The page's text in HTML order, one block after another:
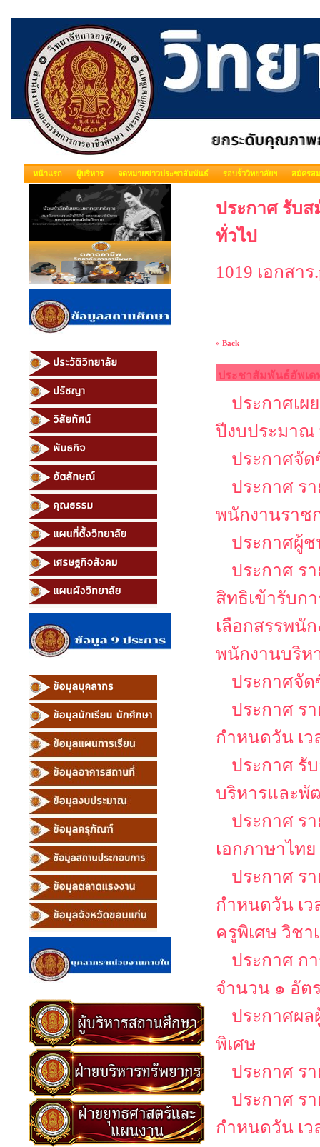
หน้าแรก ผู้บริหาร จดหมายข่าวประชาสัมพันธ์ รอบรั้ววิทยาลัยฯ สมัครส
ประกาศ รับส
ทั่วไป
1019 เอกสาร
« Back
ประชาสัมพันธ์อัพเด
ประกาศเผ
ปีงบประมาณ
ประกาศจัด
ประกาศ ร
พนักงานราช
ประกาศผู้ช
ประกาศ ร
สิทธิเข้ารับก
เลือกสรรพนั
พนักงานบริห
ประกาศจัด
ประกาศ ร
กำหนดวัน เว
ประกาศ รั
บริหารและพั
ประกาศ ร
เอกภาษาไทย
ประกาศ ร
กำหนดวัน เ
ครูพิเศษ วิชา
ประกาศ ก
จำนวน ๑ อัต
ประกาศผ
พิเศษ
ประกาศ ร
ประกาศ ร
กำหนดวัน เ